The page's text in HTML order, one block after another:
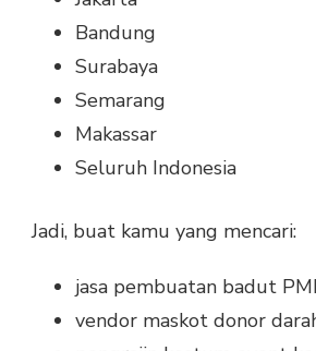
Bandung
Surabaya
Semarang
Makassar
Seluruh Indonesia
Jadi, buat kamu yang mencari:
jasa pembuatan badut PMI
vendor maskot donor